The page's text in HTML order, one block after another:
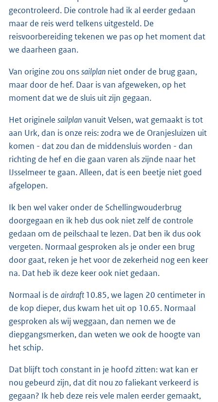
gecontroleerd. Die controle had ik al eerder gedaan
maar de reis werd telkens uitgesteld. De
reisvoorbereiding tekenen we pas op het moment dat
we daarheen gaan.
Van origine zou onssailplan niet onder de brug gaan,
maar door de hef. Daar is van afgeweken, op het
moment dat we de sluis uit zijn gegaan.
Het originele sailplanvanuit Velsen, wat gemaakt is tot
aan Urk, dan is onze reis: zodra we de Oranjesluizen uit
komen - dat zou dan de middensluis worden - dan
richting de hef en die gaan varen als zijnde naar het
IJsselmeer te gaan. Alleen, dat is een beetje niet goed
afgelopen.
Ik ben wel vaker onder de Schellingwouderbrug
doorgegaan en ik heb dus ook niet zelf de controle
gedaan om de peilschaal te lezen. Dat ben ik dus ook
vergeten. Normaal gesproken als je onder een brug
door gaat, reken je het voor de zekerheid nog een keer
na. Dat heb ik deze keer ook niet gedaan.
Normaal is de airdraft 10.85, we lagen 20 centimeter in
de kop dieper, dus kwam het uit op 10.65. Normaal
gesproken als wij weggaan, dan nemen we de
diepgangsmerken, dan weten we ook de hoogte van
het schip.
Dat blijft toch constant in je hoofd zitten: wat kan er
nou gebeurd zijn, dat dit nou zo faliekant verkeerd is
gegaan? Ik heb deze reis vele malen eerder gemaakt,